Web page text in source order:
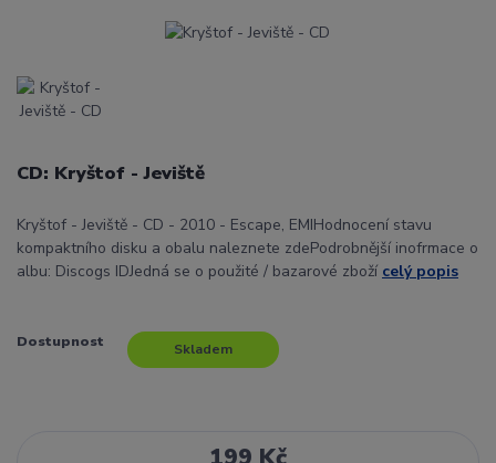
CD: Kryštof - Jeviště
Kryštof - Jeviště - CD - 2010 - Escape, EMIHodnocení stavu
kompaktního disku a obalu naleznete zdePodrobnější inofrmace o
albu: Discogs IDJedná se o použité / bazarové zboží celý popis
Dostupnost Skladem